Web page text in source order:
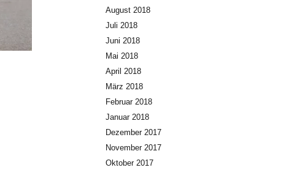
August 2018
Juli 2018
Juni 2018
Mai 2018
April 2018
März 2018
Februar 2018
Januar 2018
Dezember 2017
November 2017
Oktober 2017